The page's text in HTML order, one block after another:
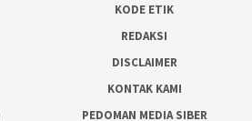
KODE ETIK
REDAKSI
DISCLAIMER
KONTAK KAMI
PEDOMAN MEDIA SIBER